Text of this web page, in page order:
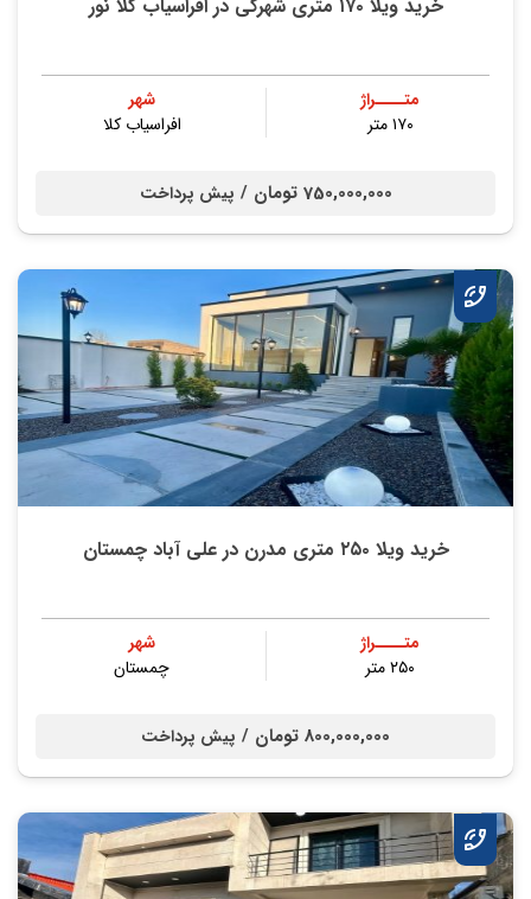
خرید ویلا ۱۷۰ متری شهرکی در افراسیاب کلا نور
متــــراژ
۱۷۰ متر
شهر
افراسیاب کلا
750,000,000 تومان / پیش پرداخت
خرید ویلا ۲۵۰ متری مدرن در علی آباد چمستان
متــــراژ
۲۵۰ متر
شهر
چمستان
800,000,000 تومان / پیش پرداخت